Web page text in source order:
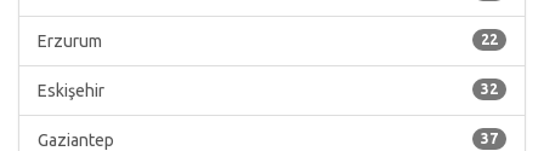
22
Erzurum
32
Eskişehir
37
Gaziantep